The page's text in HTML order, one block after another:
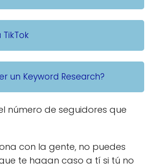
un Keyword Research?
número de seguidores que
con la gente, no puedes
te hagan caso a tí si tú no